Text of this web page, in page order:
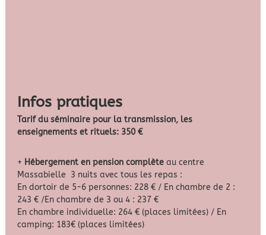
Infos pratiques
Tarif du séminaire pour la transmission, les
enseignements et rituels: 350 €
+ Hébergement en pension complèteau centre
Massabielle 3 nuits avec tous les repas :
En dortoir de 5-6 personnes: 228 € / En chambre de 2 :
243 € /En chambre de 3 ou 4 : 237 €
En chambre individuelle: 264 € (places limitées) / En
camping: 183€ (places limitées)